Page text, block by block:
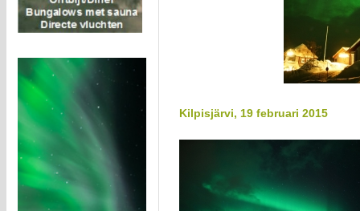
Kilpisjärvi, 19 februari 2015